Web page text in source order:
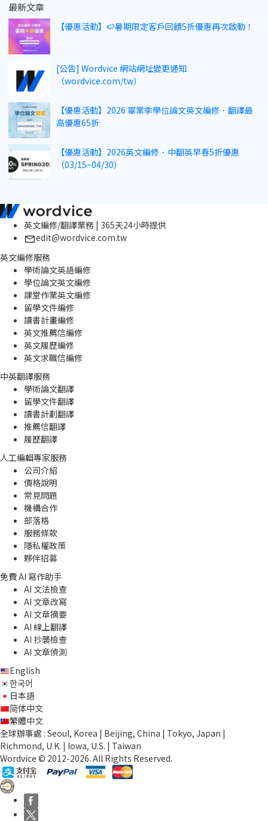
最新文章
【優惠活動】🍉暑期限定客戶回饋5折優惠再次啟動！
[公告] Wordvice 網站網址變更通知
（wordvice.com/tw）
【優惠活動】2026 畢業季學位論文英文編修．翻譯最
高優惠65折
【優惠活動】2026英文編修．中翻英早春5折優惠
（03/15~04/30）
英文編修/翻譯業務 | 365天24小時提供
edit@wordvice.com.tw
英文編修服務
學術論文英語編修
學位論文英文編修
課堂作業英文編修
留學文件編修
讀書計畫編修
英文推薦信編修
英文履歷編修
英文求職信編修
中英翻譯服務
學術論文翻譯
留學文件翻譯
讀書計劃翻譯
推薦信翻譯
履歷翻譯
人工編輯專家服務
公司介紹
價格說明
常見問題
機構合作
部落格
服務條款
隱私權政策
夥伴招募
免費 AI 寫作助手
AI 文法檢查
AI 文章改寫
AI 文章摘要
AI 線上翻譯
AI 抄襲檢查
AI 文章偵測
English
한국어
日本語
简体中文
繁體中文
全球辦事處 : Seoul, Korea | Beijing, China | Tokyo, Japan |
Richmond, U.K. | Iowa, U.S. | Taiwan
Wordvice © 2012-2026. All Rights Reserved.